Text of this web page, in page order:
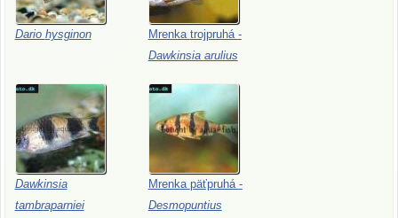
Dario hysginon Mrenka trojpruhá -
Dawkinsia arulius
Dawkinsia
tambraparniei
Mrenka päťpruhá -
Desmopuntius